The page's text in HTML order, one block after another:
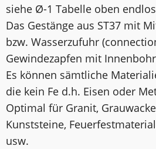
siehe Ø-1 Tabelle oben
Das Gestänge aus ST37 mit
bzw. Wasserzufuhr
Gewindezapfen mit
Es können sämtliche
die kein Fe d.h. Eisen oder
Optimal für Granit,
Kunststeine,
usw.